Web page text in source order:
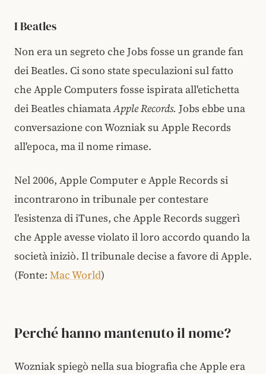
I Beatles
Non era un segreto che Jobs fosse un grande fan
dei Beatles. Ci sono state speculazioni sul fatto
che Apple Computers fosse ispirata all'etichetta
dei Beatles chiamataApple Records. Jobs ebbe una
conversazione con Wozniak su Apple Records
all'epoca, ma il nome rimase.
Nel 2006, Apple Computer e Apple Records si
incontrarono in tribunale per contestare
l'esistenza di iTunes, che Apple Records suggerì
che Apple avesse violato il loro accordo quando la
società iniziò. Il tribunale decise a favore di Apple.
(Fonte: Mac World)
Perché hanno mantenuto il nome?
Wozniak spiegò nella sua biografia che Apple era